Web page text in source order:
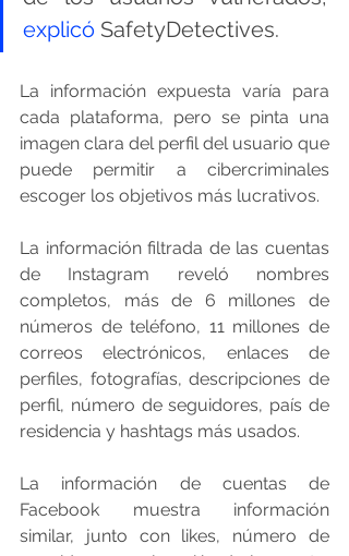
explicó SafetyDetectives.
La información expuesta varía para
cada plataforma, pero se pinta una
imagen clara del perfil del usuario que
puede permitir a cibercriminales
escoger los objetivos más lucrativos.
La información filtrada de las cuentas
de Instagram reveló nombres
completos, más de 6 millones de
números de teléfono, 11 millones de
correos electrónicos, enlaces de
perfiles, fotografías, descripciones de
perfil, número de seguidores, país de
residencia y hashtags más usados.
La información de cuentas de
Facebook muestra información
similar, junto con likes, número de